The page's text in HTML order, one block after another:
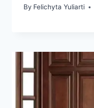
By Felichyta Yuliarti